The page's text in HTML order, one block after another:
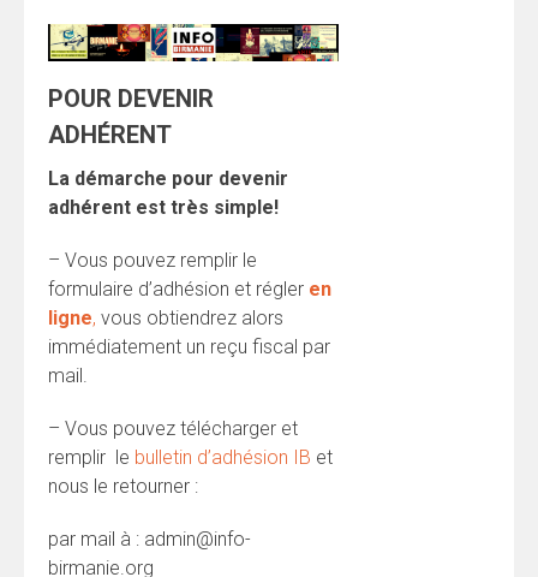
POUR DEVENIR
ADHÉRENT
La démarche pour devenir
adhérent est très simple!
– Vous pouvez remplir le
formulaire d’adhésion et régler en
ligne, vous obtiendrez alors
immédiatement un reçu fiscal par
mail.
– Vous pouvez télécharger et
remplir le bulletin d’adhésion IB et
nous le retourner :
par mail à : admin@info-
birmanie.org